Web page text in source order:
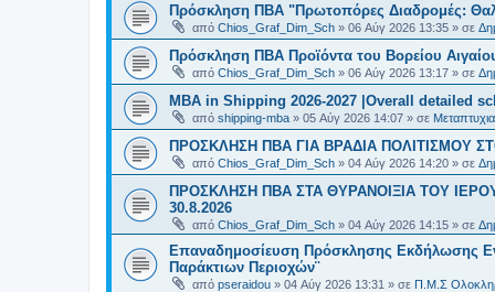
Πρόσκληση ΠΒΑ "Πρωτοπόρες Διαδρομές:
από Chios_Graf_Dim_Sch » 06 Αύγ 2026 13:35 » σε
Πρόσκληση ΠΒΑ Προϊόντα του Βορείου
από Chios_Graf_Dim_Sch » 06 Αύγ 2026 13:17 » σε
MBA in Shipping 2026-2027 |Overall detailed
από shipping-mba » 05 Αύγ 2026 14:07 » σε
ΠΡΟΣΚΛΗΣΗ ΠΒΑ ΓΙΑ ΒΡΑΔΙΑ ΠΟΛΙΤΙΣΜΟΥ
από Chios_Graf_Dim_Sch » 04 Αύγ 2026 14:20 » σε
ΠΡΟΣΚΛΗΣΗ ΠΒΑ ΣΤΑ ΘΥΡΑΝΟΙΞΙΑ ΤΟΥ
30.8.2026
από Chios_Graf_Dim_Sch » 04 Αύγ 2026 14:15 » σε
Επαναδημοσίευση Πρόσκλησης Εκδήλωσης
Παράκτιων Περιοχών¨
από pseraidou » 04 Αύγ 2026 13:31 » σε Π.Μ.Σ